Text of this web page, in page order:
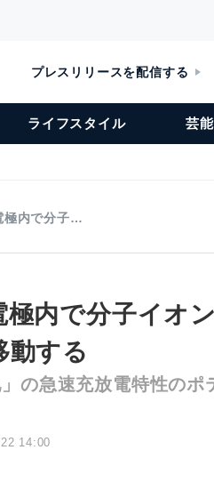
プレスリリースを配信する
ライフスタイル 芸
極内で分子…
極内で分子イオ
動する
」の急速充放電特性の
14:00